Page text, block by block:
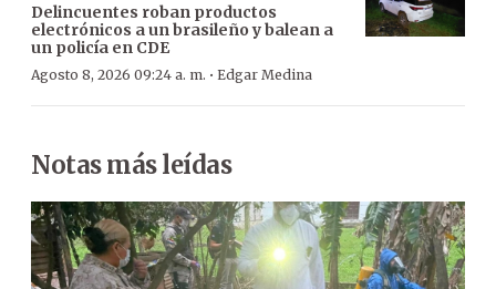
Delincuentes roban productos
electrónicos a un brasileño y balean a
un policía en CDE
Agosto 8, 2026 09:24 a. m. · Edgar Medina
Notas más leídas